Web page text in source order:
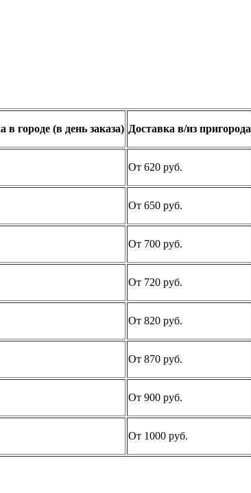
в городе (в день заказа) Доставка в/из пригорода
От 620 руб.
От 650 руб.
От 700 руб.
От 720 руб.
От 820 руб.
От 870 руб.
От 900 руб.
От 1000 руб.